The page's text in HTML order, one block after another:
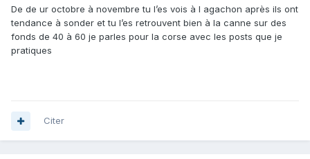
De de ur octobre à novembre tu l’es vois à l agachon après ils ont
tendance à sonder et tu l’es retrouvent bien à la canne sur des
fonds de 40 à 60 je parles pour la corse avec les posts que je
pratiques
Citer